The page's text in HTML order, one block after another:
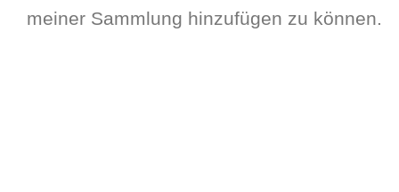
meiner Sammlung hinzufügen zu können.